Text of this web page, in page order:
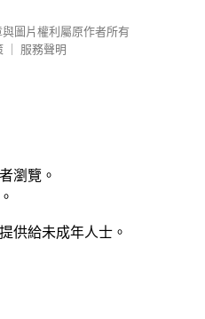
與圖片權利屬原作者所有
服務聲明
瀏覽。
供給未成年人士。